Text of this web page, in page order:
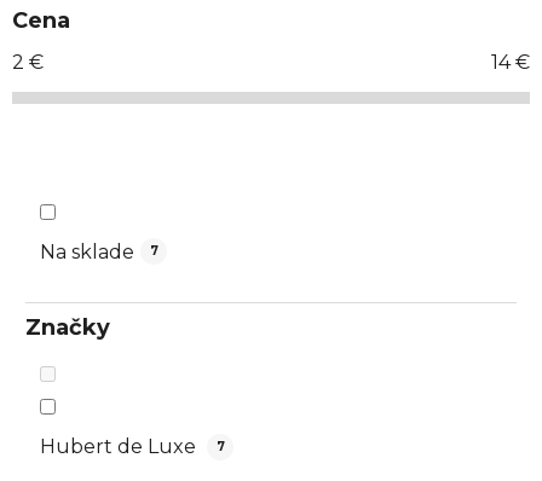
p
r
o
Cena
2 € 14€
Na sklade 7
Značky
Hubert de Luxe 7